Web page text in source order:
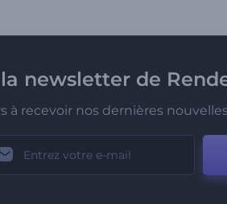
newsletter de
à recevoir nos dernières